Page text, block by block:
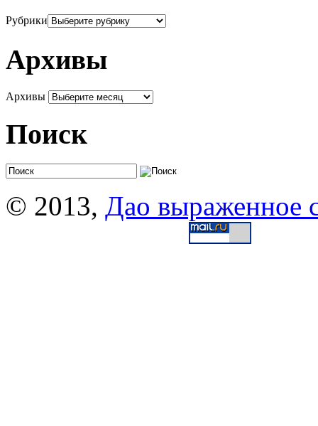
Рубрики
Архивы
Архивы
Поиск
© 2013, Дао выраженное